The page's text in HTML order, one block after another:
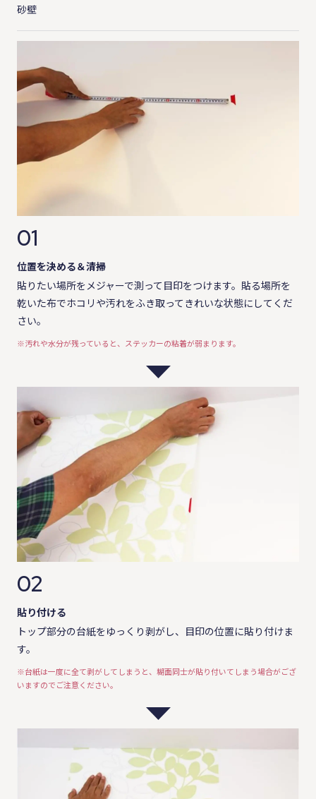
砂壁
01
位置を決める＆清掃
貼りたい場所をメジャーで測って目印をつけます。貼る場所を
乾いた布でホコリや汚れをふき取ってきれいな状態にしてくだ
さい。
※汚れや水分が残っていると、ステッカーの粘着が弱まります。
02
貼り付ける
トップ部分の台紙をゆっくり剥がし、目印の位置に貼り付けま
す。
※台紙は一度に全て剥がしてしまうと、糊面同士が貼り付いてしまう場合がござ
いますのでご注意ください。